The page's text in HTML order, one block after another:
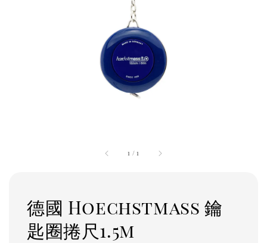
1 /1
德國 Hoechstmass 鑰
匙圈捲尺1.5m